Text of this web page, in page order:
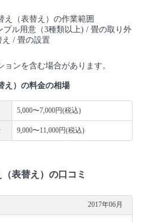
（表替え）の作業範囲
ル用意（3種類以上) / 畳の取り外
え / 畳の設置
ンを含む場合があります。
え）の料金の相場
5,000〜7,000円(税込)
9,000〜11,000円(税込)
表替え）の口コミ
2017年06月